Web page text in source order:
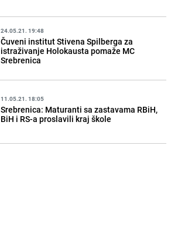
24.05.21. 19:48
Čuveni institut Stivena Spilberga za
istraživanje Holokausta pomaže MC
Srebrenica
11.05.21. 18:05
Srebrenica: Maturanti sa zastavama RBiH,
BiH i RS-a proslavili kraj škole